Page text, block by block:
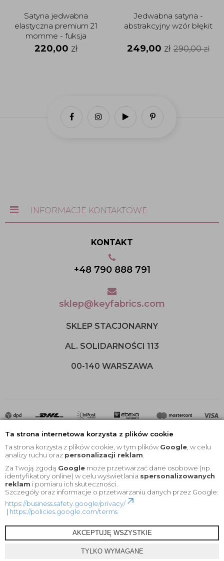
Ta strona internetowa korzysta z plików cookie
Ta strona korzysta z plików cookie, w tym plików Google , w celu
analizy ruchu oraz personalizacji reklam
Za Twoją zgodą Google może przetwarzać dane osobowe (np.
identyfikatory online) w celu wyświetlania spersonalizowanych
reklam i pomiaru ich skuteczności.
Szczegóły oraz informacje o przetwarzaniu danych przez Google:
https://business.safety.google/privacy/
| https://policies.google.com/terms
AKCEPTUJĘ WSZYSTKIE
TYLKO WYMAGANE
Satyna jedwabna
elastyczna premium 21
momme - fuksja
220,00 zł
Jedwabna satyna -
abstrakcyjny wzór błękit
249,00 zł 290,00zł
INFORMACJE KONTAKTOWE
KONTAKT
+48 790 888 791
sklep@keyfabrics.com
SKLEP STACJONARNY
AL. SOLIDARNOŚCI 113
00-140 WARSZAWA
2020 © Wszelkie Prawa Zastrzeżone |KEYfabrics
Projekt i oprogramowanie sklepu: